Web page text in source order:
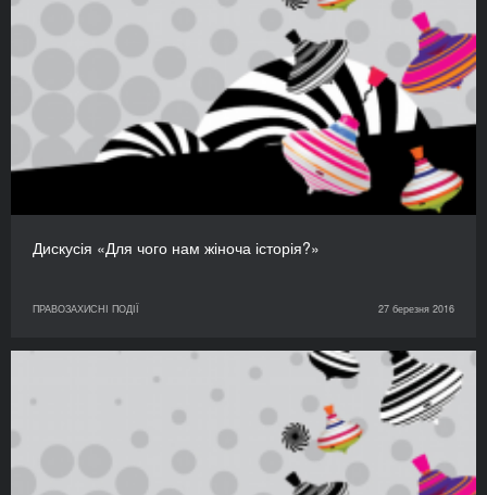
Дискусія «Для чого нам жіноча історія?»
ПРАВОЗАХИСНІ ПОДІЇ 27 березня 2016